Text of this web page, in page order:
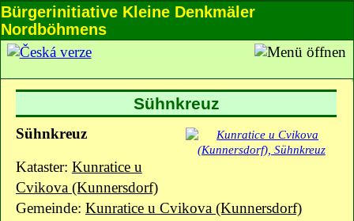
Bürgerinitiative Kleine Denkmäler
Nordböhmens
Sühnkreuz
Sühnkreuz
Kataster: Kunratice u
Cvikova (Kunnersdorf)
Gemeinde: Kunratice u Cvikova (Kunnersdorf)